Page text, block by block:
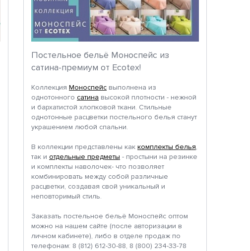
Постельное бельё Моноспейс из
сатина-премиум от Ecotex!
Коллекция Моноспейс выполнена из
однотонного сатина высокой плотности - нежной
и бархатистой хлопковой ткани. Стильные
однотонные расцветки постельного белья станут
украшением любой спальни.
В коллекции представлены как комплекты белья,
так и отдельные предметы - простыни на резинке
и комплекты наволочек- что позволяет
комбинировать между собой различные
расцветки, создавая свой уникальный и
неповторимый стиль.
Заказать постельное бельё Моноспейс оптом
можно на нашем сайте (после авторизации в
личном кабинете), либо в отделе продаж по
телефонам: 8 (812) 612-30-88, 8 (800) 234-33-78